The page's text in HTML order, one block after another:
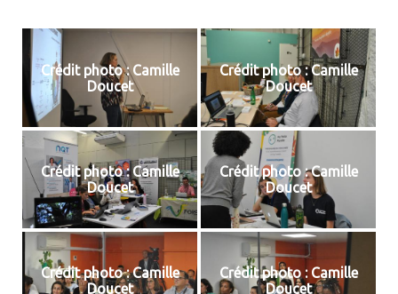
Crédit photo : Camille
Doucet
Crédit photo : Camille
Doucet
Crédit photo : Camille
Doucet
Crédit photo : Camille
Doucet
Crédit photo : Camille
Doucet
Crédit photo : Camille
Doucet